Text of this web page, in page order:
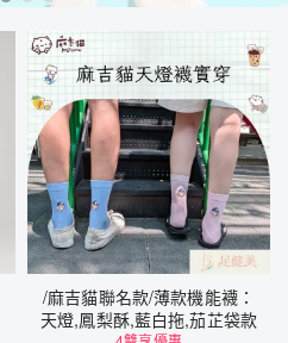
/麻吉貓聯名款/薄款機能襪：
天燈,鳳梨酥,藍白拖,茄芷袋款